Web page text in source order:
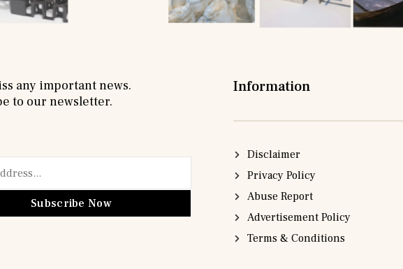
any important news.
to our newsletter.
Subscribe Now
Information
Disclaimer
Privacy Policy
Abuse Report
Advertisement Policy
Terms & Conditions